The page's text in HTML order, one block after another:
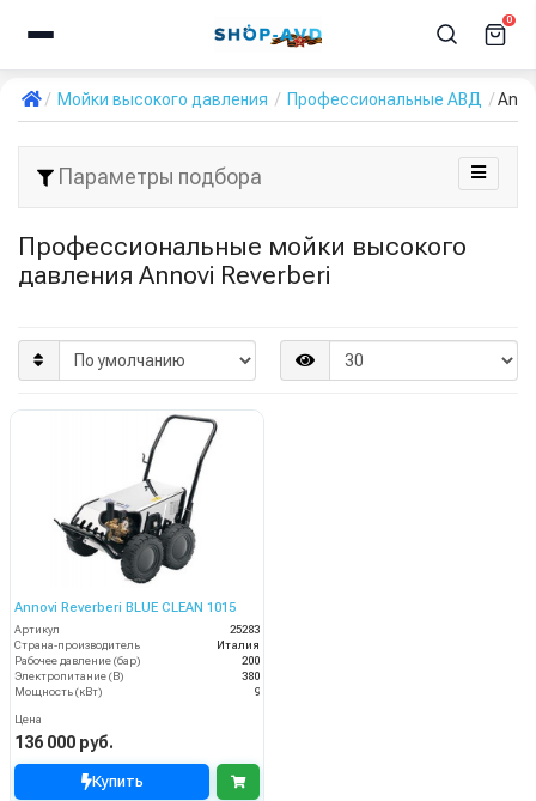
0
Мойки высокого давления Профессиональные АВД
Параметры подбора
Профессиональные мойки высокого
давления Annovi Reverberi
Annovi Reverberi BLUE CLEAN 1015
Артикул
25283
Страна-производитель
Италия
Рабочее давление (бар)
200
Электропитание (В)
380
Мощность (кВт)
9
Цена
136 000 руб.
Купить